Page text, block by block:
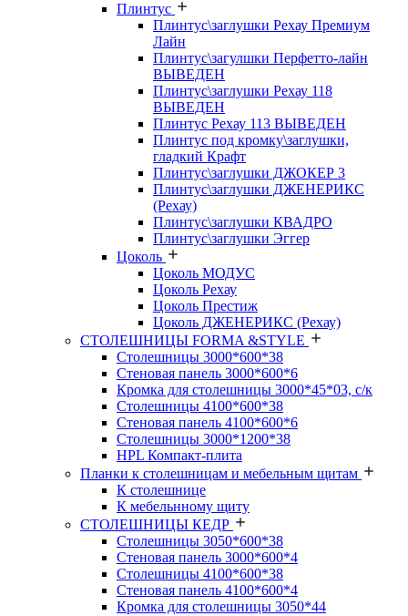
Плинтус
Плинтус\заглушки Рехау Премиум
Лайн
Плинтус\загулшки Перфетто-лайн
ВЫВЕДЕН
Плинтус\заглушки Рехау 118
ВЫВЕДЕН
Плинтус Рехау 113 ВЫВЕДЕН
Плинтус под кромку\заглушки,
гладкий Крафт
Плинтус\заглушки ДЖОКЕР 3
Плинтус\заглушки ДЖЕНЕРИКС
(Рехау)
Плинтус\заглушки КВАДРО
Плинтус\заглушки Эггер
Цоколь
Цоколь МОДУС
Цоколь Рехау
Цоколь Престиж
Цоколь ДЖЕНЕРИКС (Рехау)
СТОЛЕШНИЦЫ FORMA &STYLE
Столешницы 3000*600*38
Стеновая панель 3000*600*6
Кромка для столешницы 3000*45*03, с/к
Столешницы 4100*600*38
Стеновая панель 4100*600*6
Столешницы 3000*1200*38
HPL Компакт-плита
Планки к столешницам и мебельным щитам
К столешнице
К мебельнному щиту
СТОЛЕШНИЦЫ КЕДР
Столешницы 3050*600*38
Стеновая панель 3000*600*4
Столешницы 4100*600*38
Стеновая панель 4100*600*4
Кромка для столешницы 3050*44